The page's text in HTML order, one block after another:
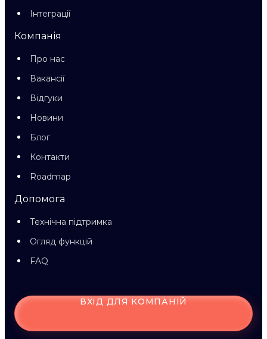
Інтеграції
Компанія
Про нас
Вакансії
Відгуки
Новини
Блог
Контакти
Roadmap
Допомога
Технічна підтримка
Огляд функцій
FAQ
ВХІД ДЛЯ КОМПАНІЙ